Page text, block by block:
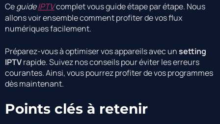
CeguideIPTVcomplet vous guide étape par étape. Nous
allons voir ensemble comment profiter de vos flux
numériques facilement.
Préparez-vous à optimiser vos appareils avec unsetting
IPTVrapide. Suivez nos conseils pour éviter les erreurs
courantes. Ainsi, vous pourrez profiter de vos programmes
dès maintenant.
Points clés à retenir